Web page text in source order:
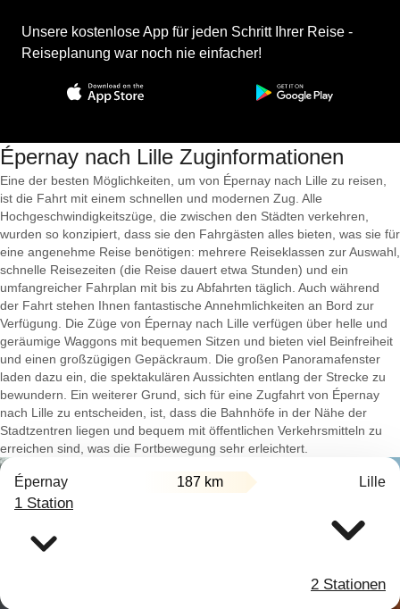
Unsere kostenlose App für jeden Schritt Ihrer Reise -
Reiseplanung war noch nie einfacher!
Épernay nach Lille Zuginformationen
Eine der besten Möglichkeiten, um von Épernay nach Lille zu reisen,
ist die Fahrt mit einem schnellen und modernen Zug. Alle
Hochgeschwindigkeitszüge, die zwischen den Städten verkehren,
wurden so konzipiert, dass sie den Fahrgästen alles bieten, was sie für
eine angenehme Reise benötigen: mehrere Reiseklassen zur Auswahl,
schnelle Reisezeiten (die Reise dauert etwa Stunden) und ein
umfangreicher Fahrplan mit bis zu Abfahrten täglich. Auch während
der Fahrt stehen Ihnen fantastische Annehmlichkeiten an Bord zur
Verfügung. Die Züge von Épernay nach Lille verfügen über helle und
geräumige Waggons mit bequemen Sitzen und bieten viel Beinfreiheit
und einen großzügigen Gepäckraum. Die großen Panoramafenster
laden dazu ein, die spektakulären Aussichten entlang der Strecke zu
bewundern. Ein weiterer Grund, sich für eine Zugfahrt von Épernay
nach Lille zu entscheiden, ist, dass die Bahnhöfe in der Nähe der
Stadtzentren liegen und bequem mit öffentlichen Verkehrsmitteln zu
erreichen sind, was die Fortbewegung sehr erleichtert.
Épernay 187 km Lille
1 Station
2 Stationen